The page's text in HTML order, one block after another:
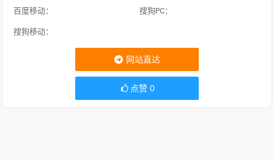
百度移动： 搜狗PC：
搜狗移动：
网站直达
点赞 0